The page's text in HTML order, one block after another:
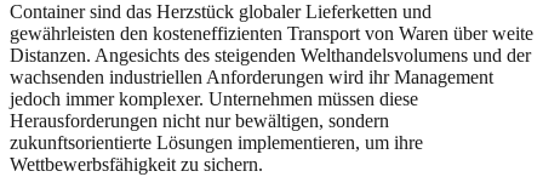
Container sind das Herzstück globaler Lieferketten und
gewährleisten den kosteneffizienten Transport von Waren über weite
Distanzen. Angesichts des steigenden Welthandelsvolumens und der
wachsenden industriellen Anforderungen wird ihr Management
jedoch immer komplexer. Unternehmen müssen diese
Herausforderungen nicht nur bewältigen, sondern
zukunftsorientierte Lösungen implementieren, um ihre
Wettbewerbsfähigkeit zu sichern.